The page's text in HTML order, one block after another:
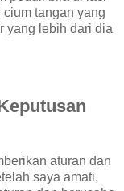
tangan yang
yang lebih dari dia
aturan dan
saya amati,